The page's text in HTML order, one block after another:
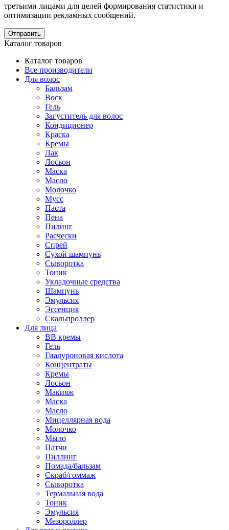
третьими лицами для целей формирования статистики и
оптимизации рекламных сообщений.
Отправить
Каталог товаров
Каталог товаров
Все производители
Для волос
Бальзам
Воск
Гель
Загуститель для волос
Кондиционер
Краска
Кремы
Лак
Лосьон
Маска
Масло
Молочко
Мусс
Паста
Пена
Пилинг
Расчески
Спрей
Сухой шампунь
Сыворотка
Тоник
Укладочные средства
Шампунь
Эмульсия
Эссенция
Скальпроллер
Для лица
BB кремы
Гель
Гиалуроновая кислота
Концентраты
Кремы
Лосьон
Макияж
Маска
Масло
Мицеллярная вода
Молочко
Мыло
Патчи
Пиллинг
Помада/бальзам
Скраб/гоммаж
Сыворотка
Термальная вода
Тоник
Эмульсия
Мезороллер